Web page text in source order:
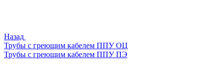
Назад
Трубы с греющим кабелем ППУ ОЦ
Трубы с греющим кабелем ППУ ПЭ